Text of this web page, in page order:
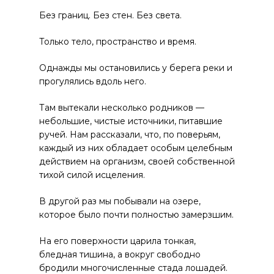
Без границ. Без стен. Без света.
Только тело, пространство и время.
Однажды мы остановились у берега реки и
прогулялись вдоль него.
Там вытекали несколько родников —
небольшие, чистые источники, питавшие
ручей. Нам рассказали, что, по поверьям,
каждый из них обладает особым целебным
действием на организм, своей собственной
тихой силой исцеления.
В другой раз мы побывали на озере,
которое было почти полностью замерзшим.
На его поверхности царила тонкая,
бледная тишина, а вокруг свободно
бродили многочисленные стада лошадей.